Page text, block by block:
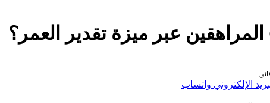
الإلكتروني واتساب